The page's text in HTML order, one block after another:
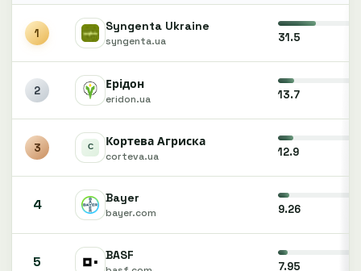
1 Syngenta Ukraine
syngenta.ua 31.5
2 Ерідон
eridon.ua 13.7
3 Кортева Агриска
corteva.ua 12.9
4 Bayer
bayer.com 9.26
5 BASF
7.95